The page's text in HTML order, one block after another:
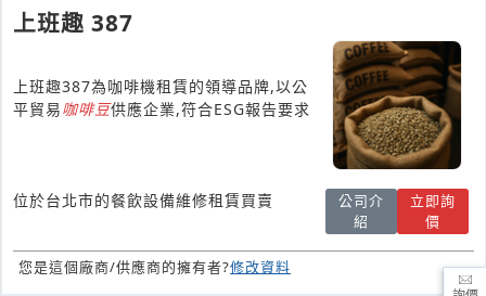
上班趣 387
上班趣387為咖啡機租賃的領導品牌,以公
平貿易咖啡豆供應企業,符合ESG報告要求
位於台北市的餐飲設備維修租賃買賣
公司介
紹
立即詢
價
您是這個廠商/供應商的擁有者?修改資料